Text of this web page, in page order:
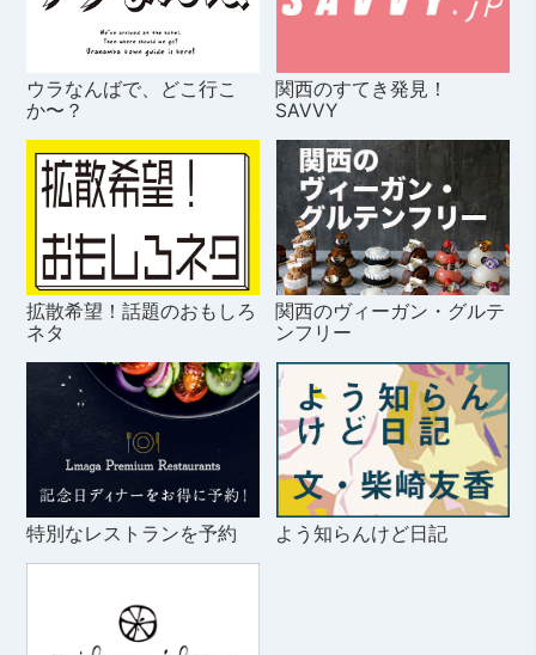
ウラなんばで、どこ行こ
か〜？
関西のすてき発見！
SAVVY
拡散希望！話題のおもしろ
ネタ
関西のヴィーガン・グルテ
ンフリー
特別なレストランを予約 よう知らんけど日記